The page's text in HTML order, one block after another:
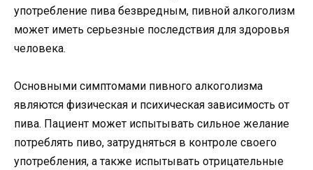
употребление пива безвредным, пивной алкоголизм
может иметь серьезные последствия для здоровья
человека.
Основными симптомами пивного алкоголизма
являются физическая и психическая зависимость от
пива. Пациент может испытывать сильное желание
потреблять пиво, затрудняться в контроле своего
употребления, а также испытывать отрицательные